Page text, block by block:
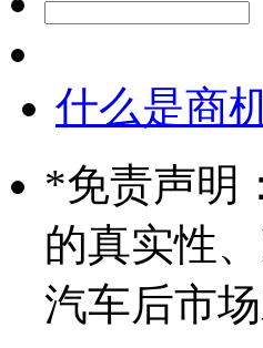
什么是商
*免责声明
的真实性
汽车后市